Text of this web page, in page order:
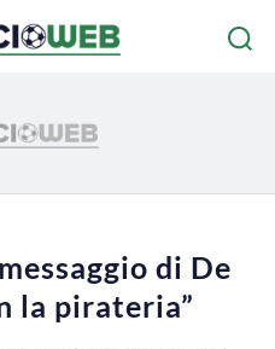
di De
la pirateria”